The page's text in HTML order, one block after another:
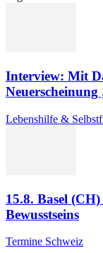
Interview: Mit
Lebenshilfe &
15.8. Basel
Bewusstseins
Termine Schweiz